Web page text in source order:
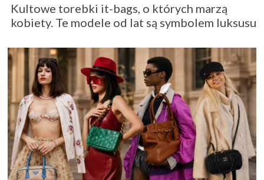
Kultowe torebki it-bags, o których marzą
kobiety. Te modele od lat są symbolem luksusu